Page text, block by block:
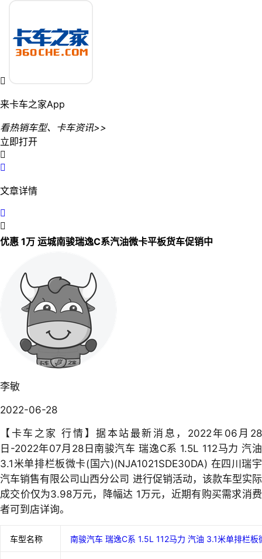

来卡车之家App
看热销车型、卡车资讯>>
立即打开


文章详情


优惠 1万 运城南骏瑞逸C系汽油微卡平板货车促销中
李敏
2022-06-28
【卡车之家 行情】据本站最新消息，2022年06月28
日-2022年07月28日南骏汽车 瑞逸C系 1.5L 112马力 汽油
3.1米单排栏板微卡(国六)(NJA1021SDE30DA) 在四川瑞宇
汽车销售有限公司山西分公司 进行促销活动，该款车型实际
成交价仅为3.98万元，降幅达 1万元，近期有购买需求消费
者可到店详询。
车型名称 南骏汽车 瑞逸C系 1.5L 112马力 汽油 3.1米单排栏板